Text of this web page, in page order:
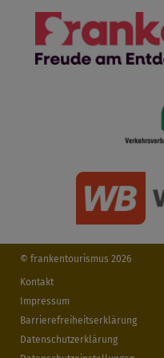
© frankentourismus 2026
Kontakt
Impressum
Barrierefreiheitserklärung
Datenschutzerklärung